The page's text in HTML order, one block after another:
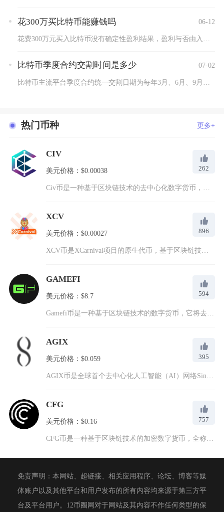
花300万买比特币能赚钱吗 06-12
比特币季度合约交割时间是多少 07-02
热门币种 更多+
CIV
美元价格：$0.00038 262
XCV
美元价格：$0.00027 896
XCV币是XCarnival项目的原生代币，基于区块链技术构...
GAMEFI
美元价格：$8.7 594
Gamefi币是一种基于区块链技术的数字货币，它将去中心化金...
AGIX
美元价格：$0.059 395
CFG
美元价格：$0.16 757
CFG币是一种基于区块链技术的加密数字货币，全称为Centr...
免责声明：本网站、超链接、相关应用程序、论坛、博客等媒
体账户以及其他平台和用户发布的所有内容均来源于第三方平
台及平台用户。12币圈网对于网站及其内容不作任何类型的保